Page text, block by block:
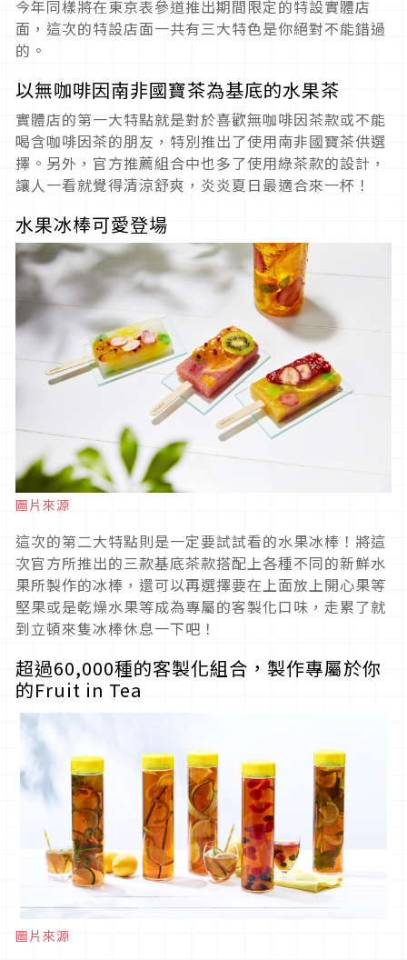
今年同樣將在東京表參道推出期間限定的特設實體店
面，這次的特設店面一共有三大特色是你絕對不能錯過
的。
以無咖啡因南非國寶茶為基底的水果茶
實體店的第一大特點就是對於喜歡無咖啡因茶款或不能
喝含咖啡因茶的朋友，特別推出了使用南非國寶茶供選
擇。另外，官方推薦組合中也多了使用綠茶款的設計，
讓人一看就覺得清涼舒爽，炎炎夏日最適合來一杯！
水果冰棒可愛登場
圖片來源
這次的第二大特點則是一定要試試看的水果冰棒！將這
次官方所推出的三款基底茶款搭配上各種不同的新鮮水
果所製作的冰棒，還可以再選擇要在上面放上開心果等
堅果或是乾燥水果等成為專屬的客製化口味，走累了就
到立頓來隻冰棒休息一下吧！
超過60,000種的客製化組合，製作專屬於你
的Fruit in Tea
圖片來源